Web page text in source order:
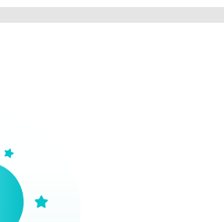
промойте волосы. Можно